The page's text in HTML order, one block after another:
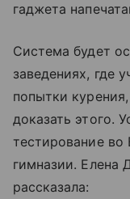
гаджета
Система будет
заведениях, где
попытки
доказать этого.
тестирование во
гимназии. Елена
рассказала: